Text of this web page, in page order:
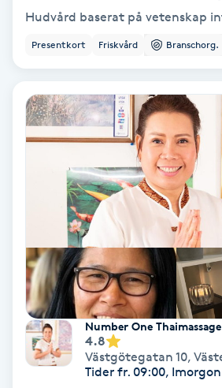
Damklippning
Dermapen
Diamantslipning
Enzympeeling
Extensions
Extensions borttagning
Eyeliner-tatuering
Hudvård baserat på vetenskap
Presentkort Friskvård Branschorg.
Number One
4.8
Västgötegatan 10,
Tider fr. 09:00, Imorgon